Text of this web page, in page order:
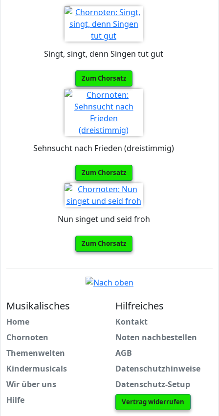
Singt, singt, denn Singen tut gut
Zum Chorsatz
Sehnsucht nach Frieden (dreistimmig)
Zum Chorsatz
Nun singet und seid froh
Zum Chorsatz
Musikalisches
Home
Chornoten
Themenwelten
Kindermusicals
Wir über uns
Hilfe
Hilfreiches
Kontakt
Noten nachbestellen
AGB
Datenschutzhinweise
Datenschutz-Setup
Vertrag widerrufen